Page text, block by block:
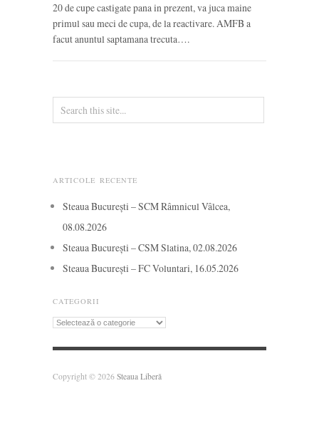
20 de cupe castigate pana in prezent, va juca maine
primul sau meci de cupa, de la reactivare. AMFB a
facut anuntul saptamana trecuta….
ARTICOLE RECENTE
Steaua București – SCM Râmnicul Vâlcea,
08.08.2026
Steaua București – CSM Slatina, 02.08.2026
Steaua București – FC Voluntari, 16.05.2026
CATEGORII
Categorii
Copyright © 2026 Steaua Liberă